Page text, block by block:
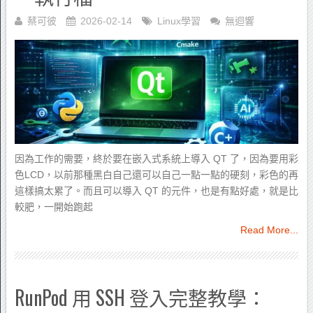
蔡可彼 2026-02-14 Linux學習 無迴響
因為工作的需要，終於要在嵌入式系統上導入 QT 了，因為要用彩
色LCD，以前那種黑白自己還可以自己一點一點的硬刻，彩色的再
這樣搞太累了。而且可以導入 QT 的元件，也是有點好處，就是比
較肥，一開始跑起
Read More...
RunPod 用 SSH 登入完整教學：